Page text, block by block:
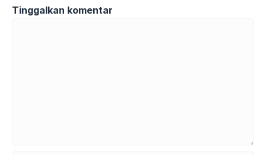
Tinggalkan komentar